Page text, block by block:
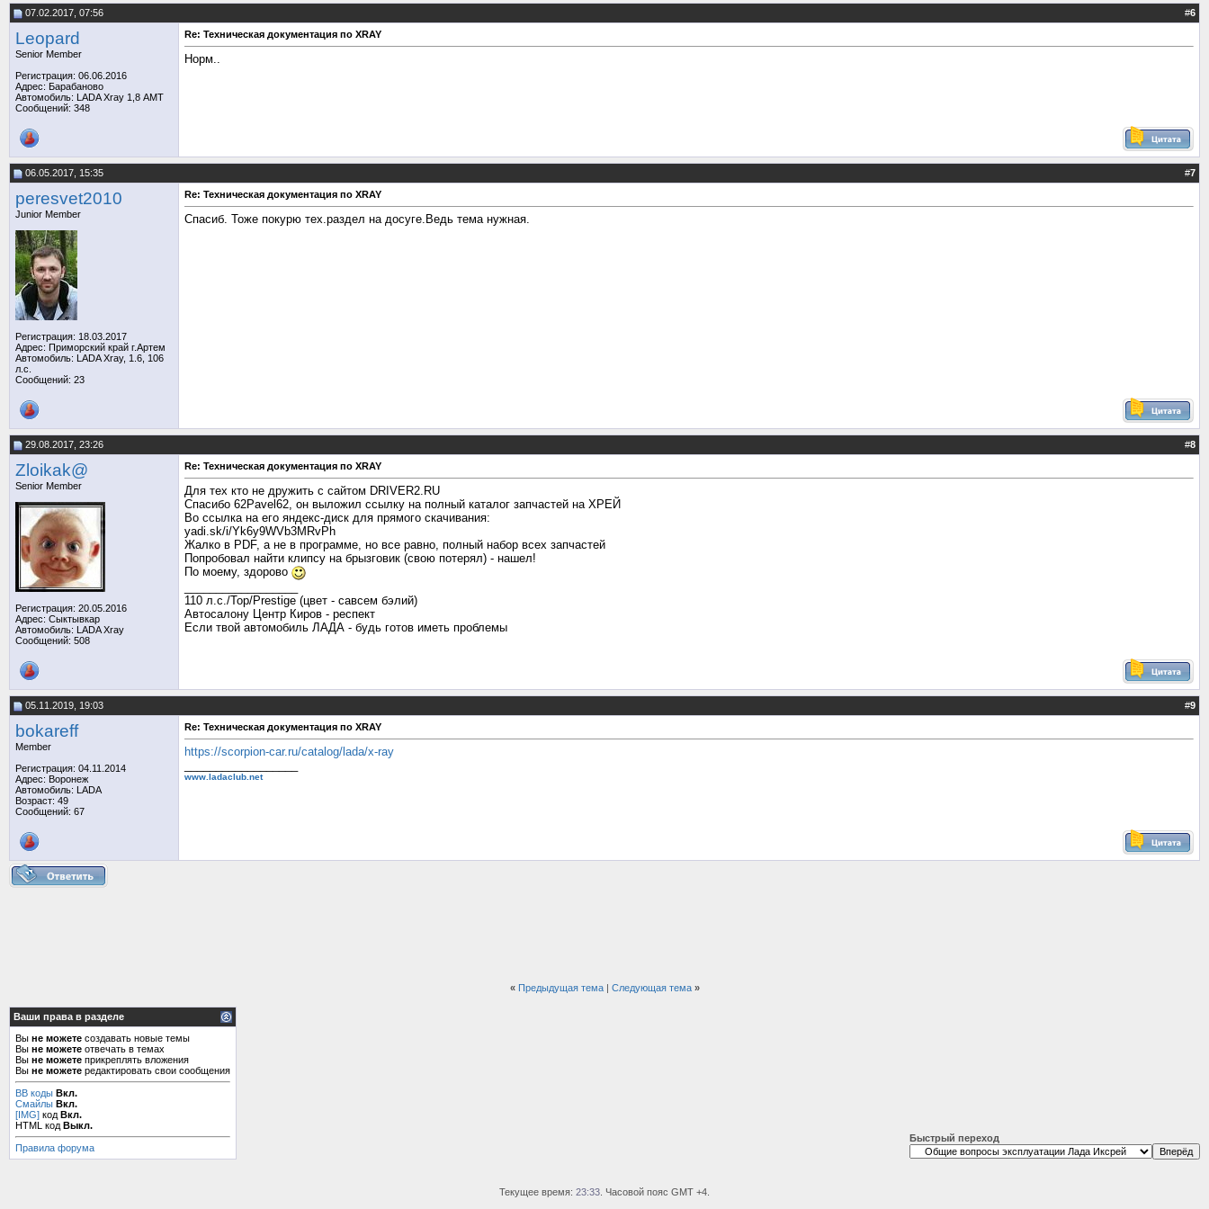
07.02.2017, 07:56 #6
Leopard
Senior Member
Регистрация: 06.06.2016
Адрес: Барабаново
Автомобиль: LADA Xray 1,8 АМТ
Сообщений: 348
Re: Техническая документация по XRAY
Норм..
06.05.2017, 15:35 #7
peresvet2010
Junior Member
Регистрация: 18.03.2017
Адрес: Приморский край г.Артем
Автомобиль: LADA Xray, 1.6, 106
л.с.
Сообщений: 23
Re: Техническая документация по XRAY
Спасиб. Тоже покурю тех.раздел на досуге.Ведь тема нужная.
29.08.2017, 23:26 #8
Zloikak@
Senior Member
Регистрация: 20.05.2016
Адрес: Сыктывкар
Автомобиль: LADA Xray
Сообщений: 508
Re: Техническая документация по XRAY
Для тех кто не дружить с сайтом DRIVER2.RU
Спасибо 62Pavel62, он выложил ссылку на полный каталог запчастей на ХРЕЙ
Во ссылка на его яндекс-диск для прямого скачивания:
yadi.sk/i/Yk6y9WVb3MRvPh
Жалко в PDF, а не в программе, но все равно, полный набор всех запчастей
Попробовал найти клипсу на брызговик (свою потерял) - нашел!
По моему, здорово
110 л.с./Top/Prestige (цвет - савсем бэлий)
Автосалону Центр Киров - респект
Если твой автомобиль ЛАДА - будь готов иметь проблемы
05.11.2019, 19:03 #9
bokareff
Member
Регистрация: 04.11.2014
Адрес: Воронеж
Автомобиль: LADA
Возраст: 49
Сообщений: 67
Re: Техническая документация по XRAY
https://scorpion-car.ru/catalog/lada/x-ray
www.ladaclub.net
« Предыдущая тема| Следующая тема »
Ваши права в разделе
Вы не можете создавать новые темы
Вы не можете отвечать в темах
Вы не можете прикреплять вложения
Вы не можете редактировать свои сообщения
BB коды Вкл.
Смайлы Вкл.
[IMG] код Вкл.
HTML код Выкл.
Правила форума
Быстрый переход
Текущее время: 23:33 . Часовой пояс GMT +4.